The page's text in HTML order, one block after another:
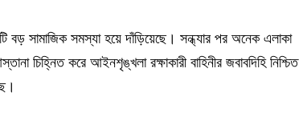
বড় সামাজিক সমস্যা হয়ে দাঁড়িয়েছে। সন্ধ্যার পর অনেক এলাকা
চিহ্নিত করে আইনশৃঙ্খলা রক্ষাকারী বাহিনীর জবাবদিহি নিশ্চিত